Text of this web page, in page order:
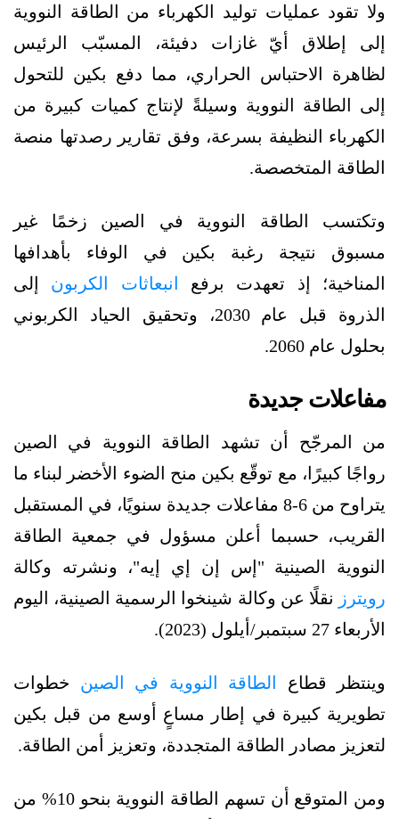
ولا تقود عمليات توليد الكهرباء من الطاقة النووية
إلى إطلاق أيّ غازات دفيئة، المسبّب الرئيس
لظاهرة الاحتباس الحراري، مما دفع بكين للتحول
إلى الطاقة النووية وسيلةً لإنتاج كميات كبيرة من
الكهرباء النظيفة بسرعة، وفق تقارير رصدتها منصة
الطاقة المتخصصة.
وتكتسب الطاقة النووية في الصين زخمًا غير
مسبوق نتيجة رغبة بكين في الوفاء بأهدافها
المناخية؛ إذ تعهدت برفع انبعاثات الكربون إلى
الذروة قبل عام 2030، وتحقيق الحياد الكربوني
بحلول عام 2060.
مفاعلات جديدة
من المرجّح أن تشهد الطاقة النووية في الصين
رواجًا كبيرًا، مع توقّع بكين منح الضوء الأخضر لبناء ما
يتراوح من 6-8 مفاعلات جديدة سنويًا، في المستقبل
القريب، حسبما أعلن مسؤول في جمعية الطاقة
النووية الصينية "إس إن إي إيه"، ونشرته وكالة
رويترز نقلًا عن وكالة شينخوا الرسمية الصينية، اليوم
الأربعاء 27 سبتمبر/أيلول (2023).
وينتظر قطاع الطاقة النووية في الصين خطوات
تطويرية كبيرة في إطار مساعٍ أوسع من قبل بكين
لتعزيز مصادر الطاقة المتجددة، وتعزيز أمن الطاقة.
ومن المتوقع أن تسهم الطاقة النووية بنحو 10% من